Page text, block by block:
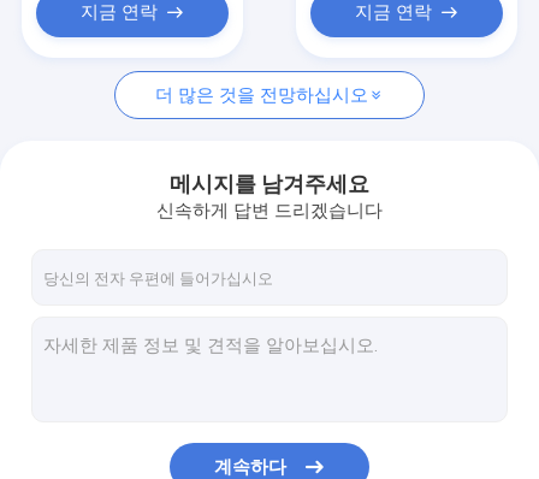
인용문을 요구하세요
병 검사 기계
전형 검사 기계
IML 검사 기계
지금 연락 지금 연락
더 많은 것을 전망하십시오
메시지를 남겨주세요
신속하게 답변 드리겠습니다
계속하다